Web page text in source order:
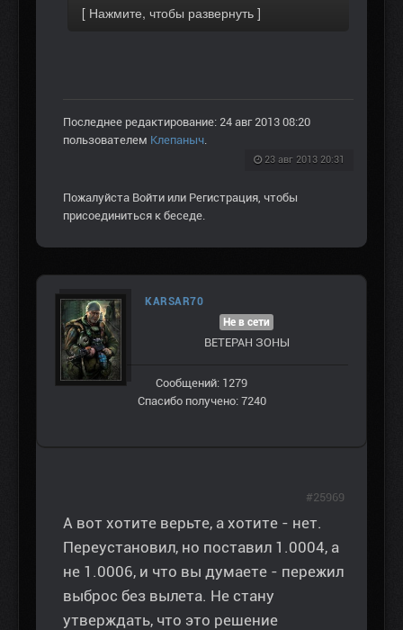
Последнее редактирование: 24 авг 2013 08:20
пользователем Клепаныч
23 авг 2013 20:31
Пожалуйста Войти или Регистрация , чтобы
присоединиться к беседе.
KARSAR70
Не в сети
ВЕТЕРАН ЗOНЫ
Сообщений: 1279
Спасибо получено: 7240
А вот хотите верьте, а хотите - нет.
Переустановил, но поставил 1.0004, а
не 1.0006, и что вы думаете - пережил
выброс без вылета. Не стану
утверждать, что это решение
#25969